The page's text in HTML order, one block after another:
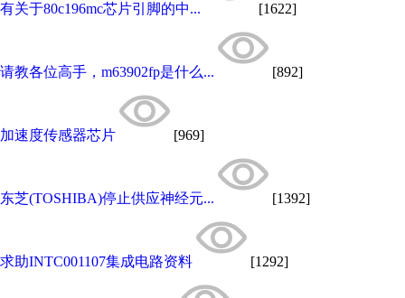
有关于80c196mc芯片引脚的中... [1622]
请教各位高手，m63902fp是什么... [892]
加速度传感器芯片 [969]
东芝(TOSHIBA)停止供应神经元... [1392]
求助INTC001107集成电路资料 [1292]